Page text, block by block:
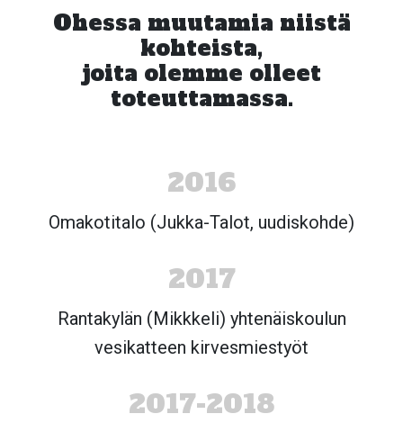
Ohessa muutamia niistä
kohteista,
joita olemme olleet
toteuttamassa.
2016
Omakotitalo (Jukka-Talot, uudiskohde)
2017
Rantakylän (Mikkkeli) yhtenäiskoulun
vesikatteen kirvesmiestyöt
2017-2018